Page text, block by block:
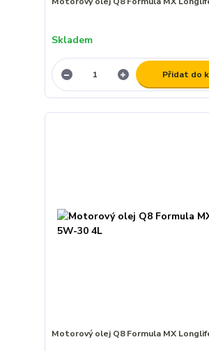
Skladem
Přidat do
Motorový olej Q8 Formula MX